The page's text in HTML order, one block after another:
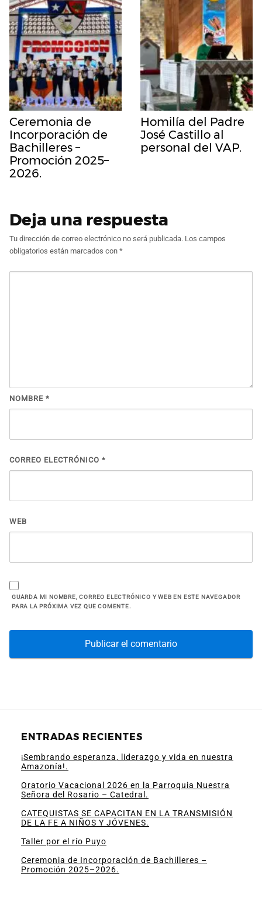
Ceremonia de
Incorporación de
Bachilleres –
Promoción 2025–
2026.
Homilía del Padre
José Castillo al
personal del VAP.
Deja una respuesta
Tu dirección de correo electrónico no será publicada. Los campos
obligatorios están marcados con *
NOMBRE *
CORREO ELECTRÓNICO *
WEB
GUARDA MI NOMBRE, CORREO ELECTRÓNICO Y WEB EN ESTE NAVEGADOR
PARA LA PRÓXIMA VEZ QUE COMENTE.
ENTRADAS RECIENTES
¡Sembrando esperanza, liderazgo y vida en nuestra
Amazonía!.
Oratorio Vacacional 2026 en la Parroquia Nuestra
Señora del Rosario – Catedral.
CATEQUISTAS SE CAPACITAN EN LA TRANSMISIÓN
DE LA FE A NIÑOS Y JÓVENES.
Taller por el río Puyo
Ceremonia de Incorporación de Bachilleres –
Promoción 2025–2026.